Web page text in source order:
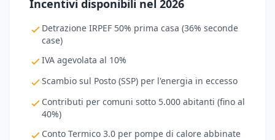
Incentivi disponibili nel 2026
Detrazione IRPEF 50% prima casa (36% seconde
case)
IVA agevolata al 10%
Scambio sul Posto (SSP) per l'energia in eccesso
Contributi per comuni sotto 5.000 abitanti (fino al
40%)
Conto Termico 3.0 per pompe di calore abbinate